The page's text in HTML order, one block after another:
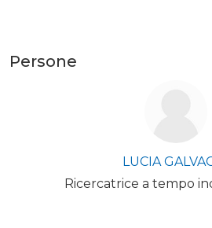
Persone
LUCIA
Ricercatrice a tempo